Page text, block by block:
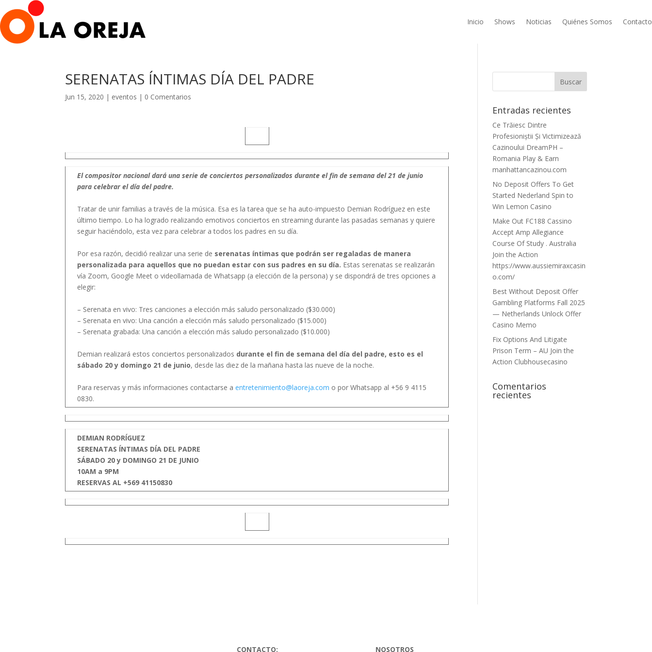
Inicio Shows Noticias Quiénes Somos Contacto
SERENATAS ÍNTIMAS DÍA DEL PADRE
Jun 15, 2020 | eventos | 0 Comentarios
El compositor nacional dará una serie de conciertos personalizados durante el fin de semana del 21 de junio
para celebrar el día del padre.
Tratar de unir familias a través de la música. Esa es la tarea que se ha auto-impuesto Demian Rodríguez en este
último tiempo. Lo ha logrado realizando emotivos conciertos en streaming durante las pasadas semanas y quiere
seguir haciéndolo, esta vez para celebrar a todos los padres en su día.
Por esa razón, decidió realizar una serie de serenatas íntimas que podrán ser regaladas de manera
personalizada para aquellos que no puedan estar con sus padres en su día. Estas serenatas se realizarán
vía Zoom, Google Meet o videollamada de Whatsapp (a elección de la persona) y se dispondrá de tres opciones a
elegir:
– Serenata en vivo: Tres canciones a elección más saludo personalizado ($30.000)
– Serenata en vivo: Una canción a elección más saludo personalizado ($15.000)
– Serenata grabada: Una canción a elección más saludo personalizado ($10.000)
Demian realizará estos conciertos personalizados durante el fin de semana del día del padre, esto es el
sábado 20 y domingo 21 de junio, desde las diez de la mañana hasta las nueve de la noche.
Para reservas y más informaciones contactarse aentretenimiento@laoreja.com o por Whatsapp al +56 9 4115
0830.
DEMIAN RODRÍGUEZ
SERENATAS ÍNTIMAS DÍA DEL PADRE
SÁBADO 20 y DOMINGO 21 DE JUNIO
10AM a 9PM
RESERVAS AL +569 41150830
Entradas recientes
Ce Trăiesc Dintre
Profesioniștii Și Victimizează
Cazinoului DreamPH –
Romania Play & Earn
manhattancazinou.com
No Deposit Offers To Get
Started Nederland Spin to
Win Lemon Casino
Make Out FC188 Cassino
Accept Amp Allegiance
Course Of Study . Australia
Join the Action
https://www.aussiemiraxcasin
o.com/
Best Without Deposit Offer
Gambling Platforms Fall 2025
— Netherlands Unlock Offer
Casino Memo
Fix Options And Litigate
Prison Term – AU Join the
Action Clubhousecasino
Comentarios
recientes
CONTACTO: NOSOTROS